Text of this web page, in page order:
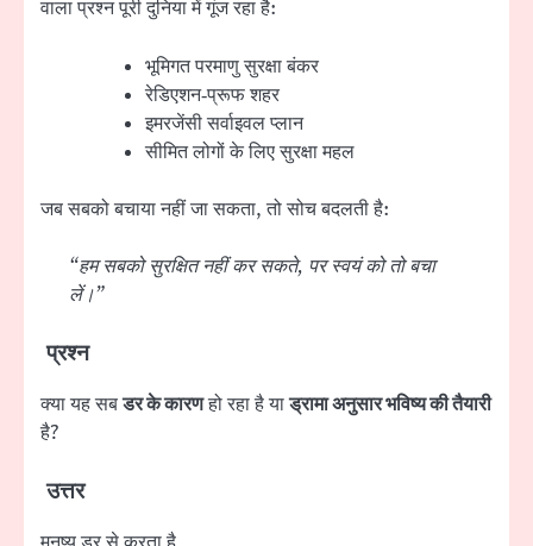
वाला प्रश्न पूरी दुनिया में गूंज रहा है:
भूमिगत परमाणु सुरक्षा बंकर
रेडिएशन‑प्रूफ शहर
इमरजेंसी सर्वाइवल प्लान
सीमित लोगों के लिए सुरक्षा महल
जब सबको बचाया नहीं जा सकता, तो सोच बदलती है:
“हम सबको सुरक्षित नहीं कर सकते, पर स्वयं को तो बचा
लें।”
प्रश्न
क्या यह सबडर के कारणहो रहा है याड्रामा अनुसार भविष्य की तैयारी
है?
उत्तर